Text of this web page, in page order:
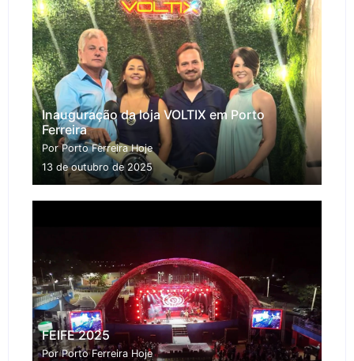
Inauguração da loja VOLTIX em Porto
Ferreira
Por Porto Ferreira Hoje
13 de outubro de 2025
FEIFE 2025
Por Porto Ferreira Hoje